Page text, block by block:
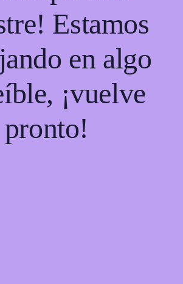
Estamos
en algo
¡vuelve
pronto!